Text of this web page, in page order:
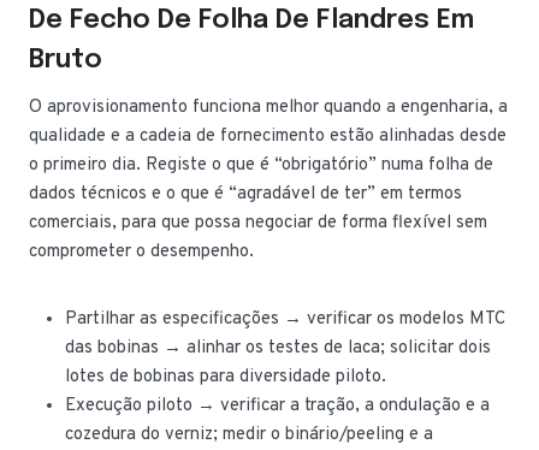
De Fecho De Folha De Flandres Em
Bruto
O aprovisionamento funciona melhor quando a engenharia, a
qualidade e a cadeia de fornecimento estão alinhadas desde
o primeiro dia. Registe o que é “obrigatório” numa folha de
dados técnicos e o que é “agradável de ter” em termos
comerciais, para que possa negociar de forma flexível sem
comprometer o desempenho.
Partilhar as especificações → verificar os modelos MTC
das bobinas → alinhar os testes de laca; solicitar dois
lotes de bobinas para diversidade piloto.
Execução piloto → verificar a tração, a ondulação e a
cozedura do verniz; medir o binário/peeling e a